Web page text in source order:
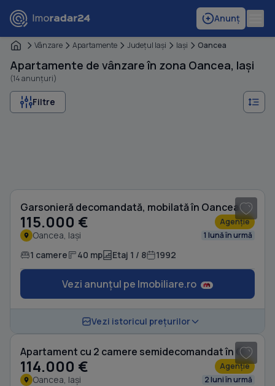
Anunț
Vânzare Apartamente Judeţul Iaşi Iaşi Oancea
Apartamente de vânzare în zona Oancea, Iași
(14 anunțuri)
Filtre
Garsonieră decomandată, mobilată în Oancea
115.000 € Agenție
Oancea, Iași 1 lună în urmă
1 camere 40 mp Etaj 1 / 8 1992
Vezi anunțul pe Imobiliare.ro
Vezi istoricul prețurilor
Apartament cu 2 camere semidecomandat în Oancea
114.000 € Agenție
Oancea, Iași 2 luni în urmă